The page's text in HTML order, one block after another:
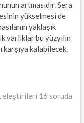
artmasıdır. Sera
yükselmesi de
yaklaşık
varlıklar bu yüzyılın
karşıya kalabilecek.
eleştirileri 16 soruda